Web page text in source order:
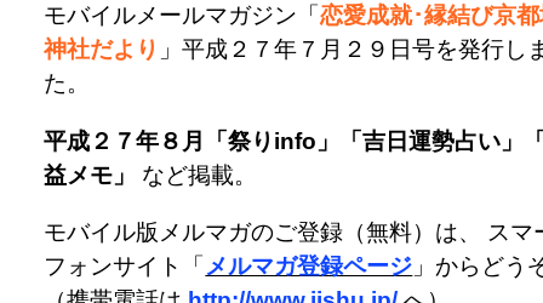
モバイルメールマガジン「恋愛成就･縁結び京
神社だより 」平成２７年７月２９日号を発行し
た。
平成２７年８月「祭りinfo」「吉日運勢占い」
益メモ」
など掲載。
モバイル版メルマガのご登録（無料）は、 スマ
フォンサイト「 メルマガ登録ページ 」からどう